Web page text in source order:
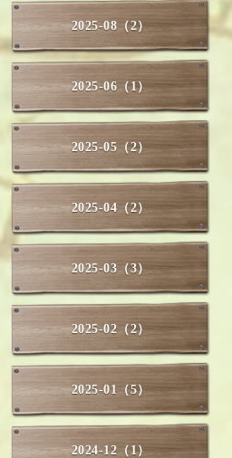
2025-08（2）
2025-06（1）
2025-05（2）
2025-04（2）
2025-03（3）
2025-02（2）
2025-01（5）
2024-12（1）